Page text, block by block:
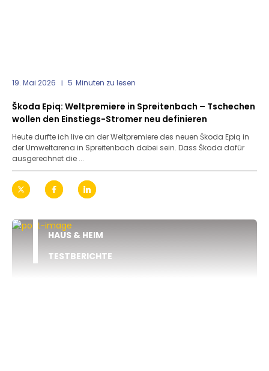
19. Mai 2026 5 Minuten zu lesen
Škoda Epiq: Weltpremiere in Spreitenbach – Tschechen
wollen den Einstiegs-Stromer neu definieren
Heute durfte ich live an der Weltpremiere des neuen Škoda Epiq in
der Umweltarena in Spreitenbach dabei sein. Dass Škoda dafür
ausgerechnet die ...
HAUS & HEIM
TESTBERICHTE